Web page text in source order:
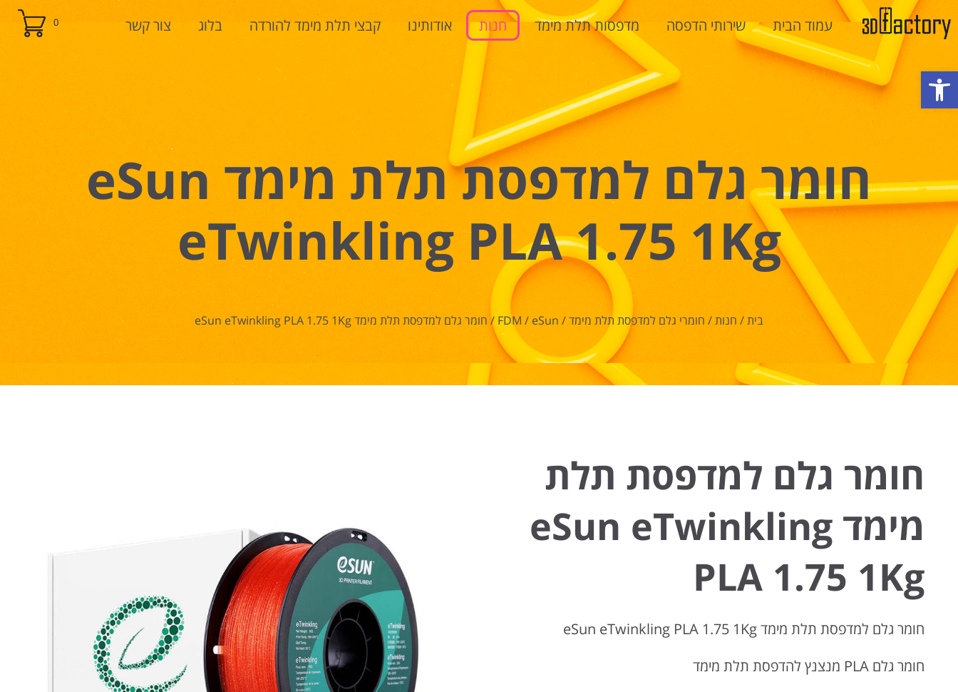
פתח סרגל נגישות
עמוד הבית שירותי הדפסה מדפסות תלת מימד חנות אודותינו קבצי תלת מימד להורדה בלוג צור קשר 0
חומר גלם למדפסת תלת מימד eSun
eTwinkling PLA 1.75 1Kg
בית/ חנות/ חומרי גלם למדפסת תלת מימד/
FDM / eSun
/ חומר גלם למדפסת תלת מימד eSun eTwinkling PLA 1.75 1Kg
חומר גלם למדפסת תלת
מימד eSun eTwinkling
PLA 1.75 1Kg
חומר גלם למדפסת תלת מימד eSun eTwinkling PLA 1.75 1Kg
חומר גלם PLA מנצנץ להדפסת תלת מימד